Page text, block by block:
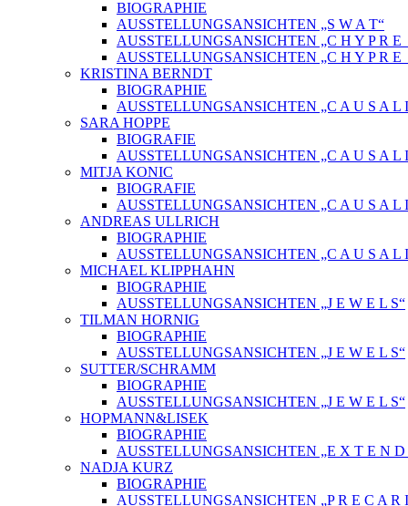
BIOGRAPHIE
AUSSTELLUNGSANSICHTEN „S W A T“
AUSSTELLUNGSANSICHTEN „C H Y P R
AUSSTELLUNGSANSICHTEN „C H Y P R
KRISTINA BERNDT
BIOGRAPHIE
AUSSTELLUNGSANSICHTEN „C A U S A L
SARA HOPPE
BIOGRAFIE
AUSSTELLUNGSANSICHTEN „C A U S A L
MITJA KONIC
BIOGRAFIE
AUSSTELLUNGSANSICHTEN „C A U S A L
ANDREAS ULLRICH
BIOGRAPHIE
AUSSTELLUNGSANSICHTEN „C A U S A L
MICHAEL KLIPPHAHN
BIOGRAPHIE
AUSSTELLUNGSANSICHTEN „J E W E L S“
TILMAN HORNIG
BIOGRAPHIE
AUSSTELLUNGSANSICHTEN „J E W E L S“
SUTTER/SCHRAMM
BIOGRAPHIE
AUSSTELLUNGSANSICHTEN „J E W E L S“
HOPMANN&LISEK
BIOGRAPHIE
AUSSTELLUNGSANSICHTEN „E X T E N D
NADJA KURZ
BIOGRAPHIE
AUSSTELLUNGSANSICHTEN „P R E C A R